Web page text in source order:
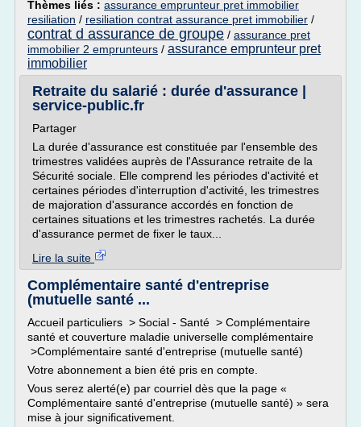
Thèmes liés : assurance emprunteur pret immobilier
resiliation / resiliation contrat assurance pret immobilier /
contrat d assurance de groupe / assurance pret
immobilier 2 emprunteurs / assurance emprunteur pret
immobilier
Retraite du salarié : durée d'assurance |
service-public.fr
Partager
La durée d'assurance est constituée par l'ensemble des
trimestres validées auprès de l'Assurance retraite de la
Sécurité sociale. Elle comprend les périodes d'activité et
certaines périodes d'interruption d'activité, les trimestres
de majoration d'assurance accordés en fonction de
certaines situations et les trimestres rachetés. La durée
d'assurance permet de fixer le taux...
Lire la suite
Complémentaire santé d'entreprise
(mutuelle santé ...
Accueil particuliers > Social - Santé > Complémentaire
santé et couverture maladie universelle complémentaire
>Complémentaire santé d'entreprise (mutuelle santé)
Votre abonnement a bien été pris en compte.
Vous serez alerté(e) par courriel dès que la page «
Complémentaire santé d'entreprise (mutuelle santé) » sera
mise à jour significativement.